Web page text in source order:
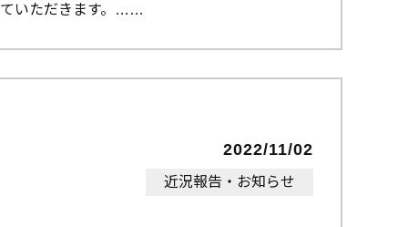
いただきます。…
2022/11/02
近況報告・お知らせ